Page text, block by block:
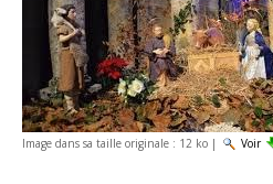
Image dans sa taille originale : 12 ko | Voir